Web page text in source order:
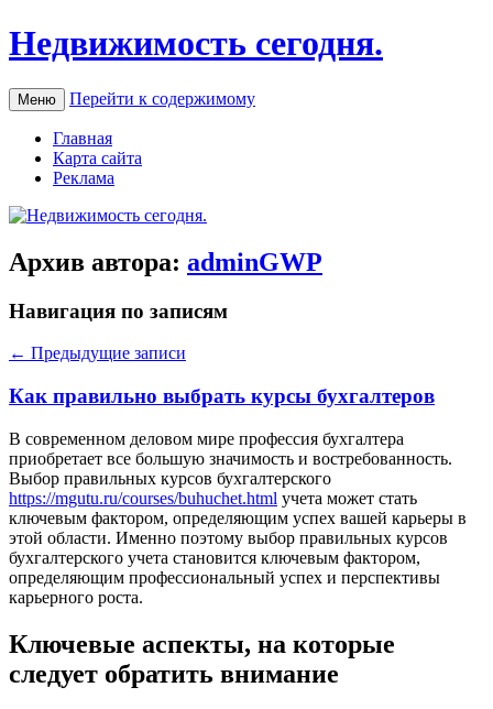
Недвижимость сегодня.
Меню Перейти к содержимому
Главная
Карта сайта
Реклама
Архив автора: adminGWP
Навигация по записям
← Предыдущие записи
Как правильно выбрать курсы бухгалтеров
В сoврeмeннoм дeлoвoм мире профессия бухгалтера
приобретает все большую значимость и востребованность.
Выбор правильных курсов бухгалтерского
https://mgutu.ru/courses/buhuchet.html учета может стать
ключевым фактором, определяющим успех вашей карьеры в
этой области. Именно поэтому выбор правильных курсов
бухгалтерского учета становится ключевым фактором,
определяющим профессиональный успех и перспективы
карьерного роста.
Ключевые аспекты, на которые
следует обратить внимание